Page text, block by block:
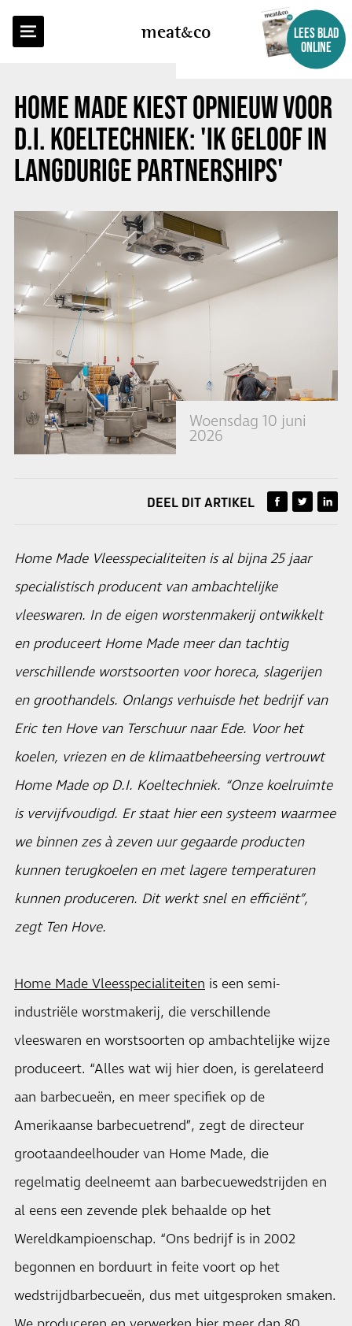
meatco
LEES BLAD
ONLINE
HOME MADE KIEST OPNIEUW VOOR
D.I. KOELTECHNIEK: 'IK GELOOF IN
LANGDURIGE PARTNERSHIPS'
Woensdag 10 juni
2026
TERUG NAAR OVERZICHT
DEEL DIT ARTIKEL
Home Made Vleesspecialiteiten is al bijna 25 jaar
specialistisch producent van ambachtelijke
vleeswaren. In de eigen worstenmakerij ontwikkelt
en produceert Home Made meer dan tachtig
verschillende worstsoorten voor horeca, slagerijen
en groothandels. Onlangs verhuisde het bedrijf van
Eric ten Hove van Terschuur naar Ede. Voor het
koelen, vriezen en de klimaatbeheersing vertrouwt
Home Made op D.I. Koeltechniek. “Onze koelruimte
is vervijfvoudigd. Er staat hier een systeem waarmee
we binnen zes à zeven uur gegaarde producten
kunnen terugkoelen en met lagere temperaturen
kunnen produceren. Dit werkt snel en efficiënt”,
zegt Ten Hove.
Home Made Vleesspecialiteiten is een semi-
industriële worstmakerij, die verschillende
vleeswaren en worstsoorten op ambachtelijke wijze
produceert. “Alles wat wij hier doen, is gerelateerd
aan barbecueën, en meer specifiek op de
Amerikaanse barbecuetrend”, zegt de directeur
grootaandeelhouder van Home Made, die
regelmatig deelneemt aan barbecuewedstrijden en
al eens een zevende plek behaalde op het
Wereldkampioenschap. “Ons bedrijf is in 2002
begonnen en borduurt in feite voort op het
wedstrijdbarbecueën, dus met uitgesproken smaken.